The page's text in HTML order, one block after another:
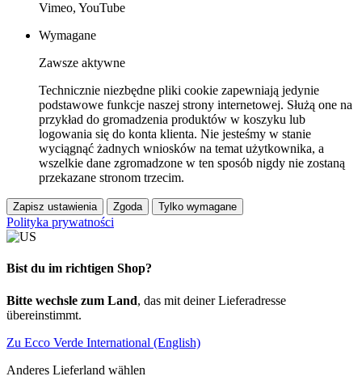
Vimeo, YouTube
Wymagane
Zawsze aktywne
Technicznie niezbędne pliki cookie zapewniają jedynie
podstawowe funkcje naszej strony internetowej. Służą one na
przykład do gromadzenia produktów w koszyku lub
logowania się do konta klienta. Nie jesteśmy w stanie
wyciągnąć żadnych wniosków na temat użytkownika, a
wszelkie dane zgromadzone w ten sposób nigdy nie zostaną
przekazane stronom trzecim.
Zapisz ustawienia Zgoda Tylko wymagane
Polityka prywatności
Bist du im richtigen Shop?
Bitte wechsle zum Land, das mit deiner Lieferadresse
übereinstimmt.
Zu Ecco Verde International (English)
Anderes Lieferland wählen